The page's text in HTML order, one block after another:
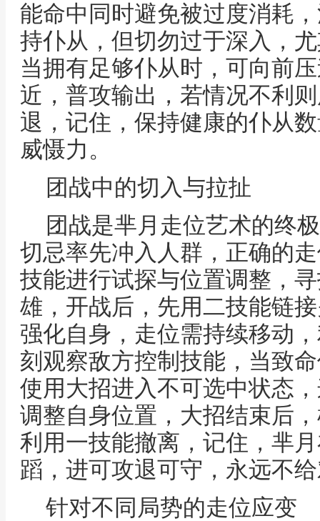
能命中同时避免被过度消耗
持仆从，但切勿过于深入，
当拥有足够仆从时，可向前
近，普攻输出，若情况不利
退，记住，保持健康的仆从
威慑力。
团战中的切入与拉扯
团战是芈月走位艺术的终
切忌率先冲入人群，正确的
技能进行试探与位置调整，
雄，开战后，先用二技能链
强化自身，走位需持续移动
刻观察敌方控制技能，当致
使用大招进入不可选中状态
调整自身位置，大招结束后
利用一技能撤离，记住，芈
蹈，进可攻退可守，永远不
针对不同局势的走位应变